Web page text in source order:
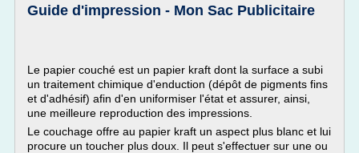
Guide d'impression - Mon Sac Publicitaire
Le papier couché est un papier kraft dont la surface a subi
un traitement chimique d'enduction (dépôt de pigments fins
et d'adhésif) afin d'en uniformiser l'état et assurer, ainsi,
une meilleure reproduction des impressions.
Le couchage offre au papier kraft un aspect plus blanc et lui
procure un toucher plus doux. Il peut s'effectuer sur une ou